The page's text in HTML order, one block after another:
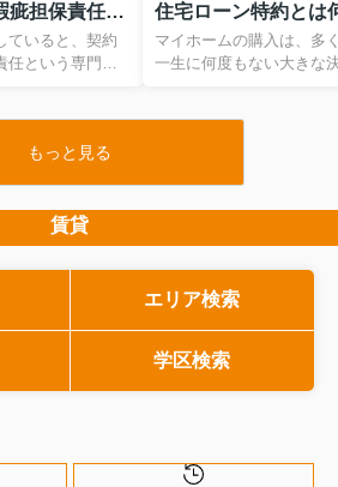
囲の環境に魅力を感じて検討され
が多い一方で、購入後に思わぬ制
気付いて戸惑うケースが少なくあ
せん。そもそも市街化調整区域と
災害警戒区域のマイホーム購入は
夫？購入前に知るべき注...
イホームの購入は、多くの方にとっ
で発生し、住まい選びにおいて安
契約不適合責任と瑕疵担保責任の違いは？中古住宅購入前に必ず知っておきたいポイント
ていると、契約
任という専門用
らずに契約して
中古住宅の買主
責任との違いを
合責任のポイン
ていきます。こ
ンする前の方は
しを進めている
減らし安心して
マイホームの購入は、多
一生に何度もない大きな
次第で契約をどう扱うか
な安全装置の役割を持っ
事では、住宅ローン特約
基本から、条文で確認す
特約が不十分な場合のリ
際のチェック方法までを
説します。これからマイ
もっと見る
賃貸
エリア検索
学区検索